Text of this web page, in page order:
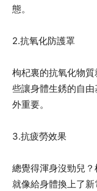
態。
2.抗氧化防護罩
枸杞裏的抗氧化物
些讓身體生銹的自
外重要。
3.抗疲勞效果
總覺得渾身沒勁兒
就像給身體換上了